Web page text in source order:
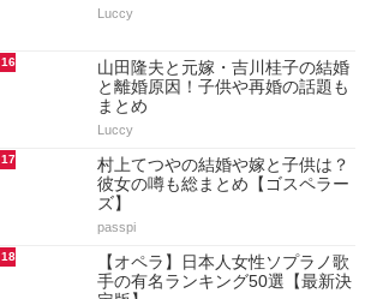
Luccy
16
山田隆夫と元嫁・吉川桂子の結婚
と離婚原因！子供や再婚の話題も
まとめ
Luccy
17
村上てつやの結婚や嫁と子供は？
彼女の噂も総まとめ【ゴスペラー
ズ】
passpi
18
【オペラ】日本人女性ソプラノ歌
手の有名ランキング50選【最新決